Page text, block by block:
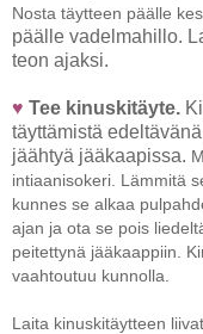
Nosta täytteen päälle
päälle vadelmahillo.
teon ajaksi.
♥ Tee kinuskitäyte.
täyttämistä
jäähtyä jääkaapissa.
intiaanisokeri. Lämmitä
kunnes se alkaa
ajan ja ota se pois
peitettynä jääkaappiin.
vaahtoutuu kunnolla.
Laita kinuskitäytteen